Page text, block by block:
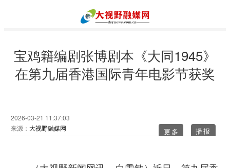
宝鸡籍编剧张博剧本《大同1945》
在第九届香港国际青年电影节获奖
2026-03-21 11:37:03
来源： 大视野融媒网 更多